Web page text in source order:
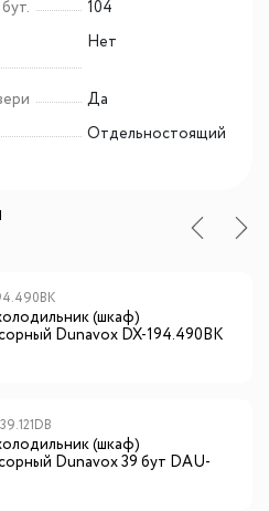
104
Нет
Да
Отдельностоящий
(шкаф)
Dunavox DX-194.490ВK
(шкаф)
Dunavox 39 бут DAU-